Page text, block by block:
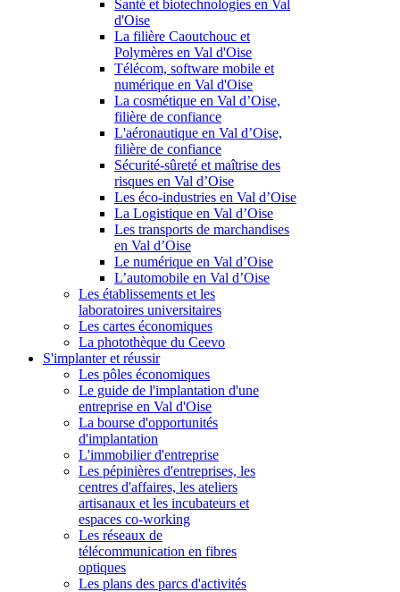
Santé et biotechnologies en Val
d'Oise
La filière Caoutchouc et
Polymères en Val d'Oise
Télécom, software mobile et
numérique en Val d'Oise
La cosmétique en Val d’Oise,
filière de confiance
L'aéronautique en Val d’Oise,
filière de confiance
Sécurité-sûreté et maîtrise des
risques en Val d’Oise
Les éco-industries en Val d’Oise
La Logistique en Val d’Oise
Les transports de marchandises
en Val d’Oise
Le numérique en Val d’Oise
L’automobile en Val d’Oise
Les établissements et les
laboratoires universitaires
Les cartes économiques
La photothèque du Ceevo
S'implanter et réussir
Les pôles économiques
Le guide de l'implantation d'une
entreprise en Val d'Oise
La bourse d'opportunités
d'implantation
L'immobilier d'entreprise
Les pépinières d'entreprises, les
centres d'affaires, les ateliers
artisanaux et les incubateurs et
espaces co-working
Les réseaux de
télécommunication en fibres
optiques
Les plans des parcs d'activités